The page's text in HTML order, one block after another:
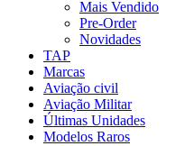
Mais Vendido
Pre-Order
Novidades
TAP
Marcas
Aviação civil
Aviação Militar
Últimas Unidades
Modelos Raros